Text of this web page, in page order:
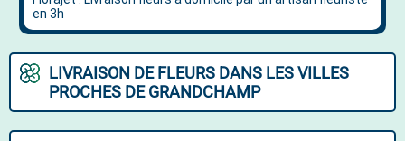
LIVRAISON DE FLEURS DANS LES VILLES
PROCHES DE GRANDCHAMP